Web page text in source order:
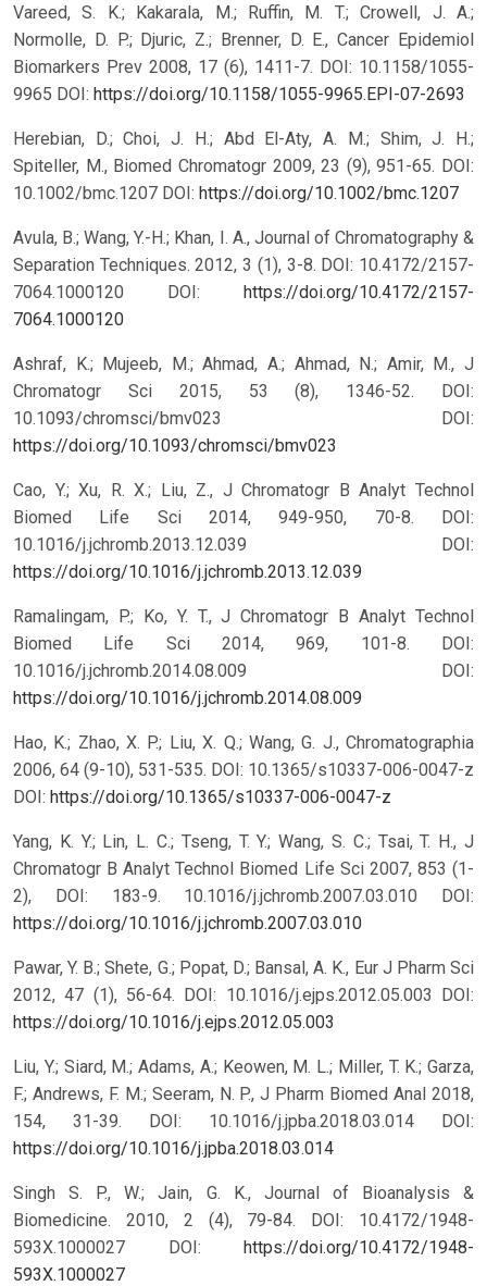
Vareed, S. K.; Kakarala, M.; Ruffin, M. T.; Crowell, J. A.;
Normolle, D. P.; Djuric, Z.; Brenner, D. E., Cancer Epidemiol
Biomarkers Prev 2008, 17 (6), 1411-7. DOI: 10.1158/1055-
9965 DOI: https://doi.org/10.1158/1055-9965.EPI-07-2693
Herebian, D.; Choi, J. H.; Abd El-Aty, A. M.; Shim, J. H.;
Spiteller, M., Biomed Chromatogr 2009, 23 (9), 951-65. DOI:
10.1002/bmc.1207 DOI: https://doi.org/10.1002/bmc.1207
Avula, B.; Wang, Y.-H.; Khan, I. A., Journal of Chromatography &
Separation Techniques. 2012, 3 (1), 3-8. DOI: 10.4172/2157-
7064.1000120 DOI: https://doi.org/10.4172/2157-
7064.1000120
Ashraf, K.; Mujeeb, M.; Ahmad, A.; Ahmad, N.; Amir, M., J
Chromatogr Sci 2015, 53 (8), 1346-52. DOI:
10.1093/chromsci/bmv023 DOI:
https://doi.org/10.1093/chromsci/bmv023
Cao, Y.; Xu, R. X.; Liu, Z., J Chromatogr B Analyt Technol
Biomed Life Sci 2014, 949-950, 70-8. DOI:
10.1016/j.jchromb.2013.12.039 DOI:
https://doi.org/10.1016/j.jchromb.2013.12.039
Ramalingam, P.; Ko, Y. T., J Chromatogr B Analyt Technol
Biomed Life Sci 2014, 969, 101-8. DOI:
10.1016/j.jchromb.2014.08.009 DOI:
https://doi.org/10.1016/j.jchromb.2014.08.009
Hao, K.; Zhao, X. P.; Liu, X. Q.; Wang, G. J., Chromatographia
2006, 64 (9-10), 531-535. DOI: 10.1365/s10337-006-0047-z
DOI: https://doi.org/10.1365/s10337-006-0047-z
Yang, K. Y.; Lin, L. C.; Tseng, T. Y.; Wang, S. C.; Tsai, T. H., J
Chromatogr B Analyt Technol Biomed Life Sci 2007, 853 (1-
2), DOI: 183-9. 10.1016/j.jchromb.2007.03.010 DOI:
https://doi.org/10.1016/j.jchromb.2007.03.010
Pawar, Y. B.; Shete, G.; Popat, D.; Bansal, A. K., Eur J Pharm Sci
2012, 47 (1), 56-64. DOI: 10.1016/j.ejps.2012.05.003 DOI:
https://doi.org/10.1016/j.ejps.2012.05.003
Liu, Y.; Siard, M.; Adams, A.; Keowen, M. L.; Miller, T. K.; Garza,
F.; Andrews, F. M.; Seeram, N. P., J Pharm Biomed Anal 2018,
154, 31-39. DOI: 10.1016/j.jpba.2018.03.014 DOI:
https://doi.org/10.1016/j.jpba.2018.03.014
Singh S. P., W.; Jain, G. K., Journal of Bioanalysis &
Biomedicine. 2010, 2 (4), 79-84. DOI: 10.4172/1948-
593X.1000027 DOI: https://doi.org/10.4172/1948-
593X.1000027